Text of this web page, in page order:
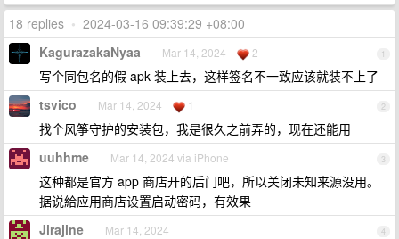
18 replies • 2024-03-16 09:39:29 +08:00
1
KagurazakaNyaa Mar 14, 2024 2
写个同包名的假 apk 装上去，这样签名不一致应该就装不上了
2
tsvico Mar 14, 2024 1
找个风筝守护的安装包，我是很久之前弄的，现在还能用
3
uuhhme Mar 14, 2024 via iPhone
这种都是官方 app 商店开的后门吧，所以关闭未知来源没用。
据说給应用商店设置启动密码，有效果
4
Jirajine Mar 14, 2024